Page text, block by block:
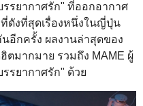
รรยากาศรัก" ที่ออกอากาศ
ที่ดังที่สุดเรื่องหนึ่งในญี่ปุ่น
อีกครั้ง ผลงานล่าสุดของ
ตมากมาย รวมถึง MAME ผู้
รยากาศรัก" ด้วย